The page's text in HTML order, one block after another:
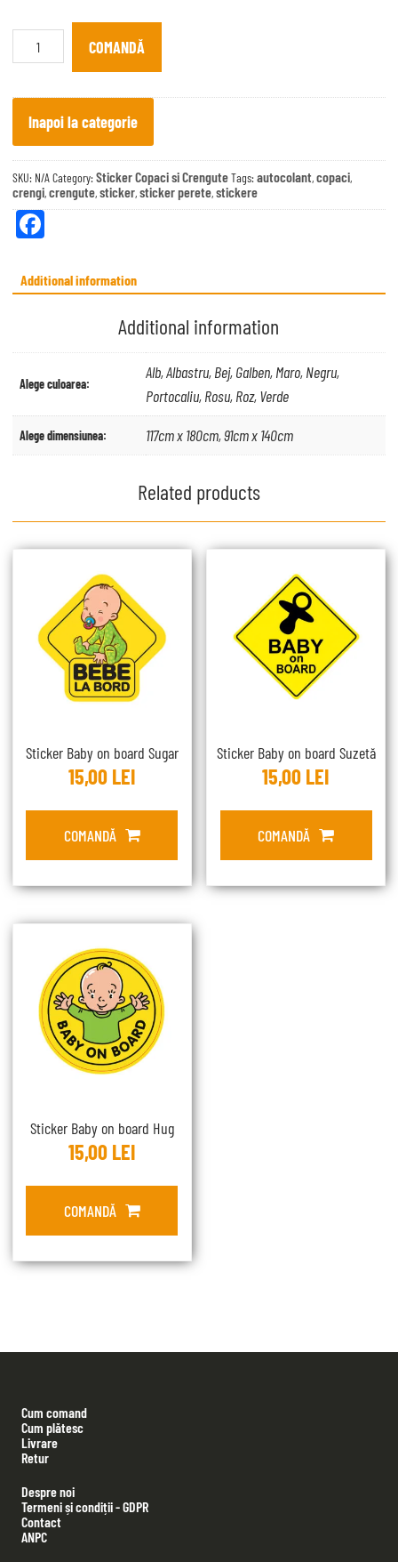
Copac
crengi
quantity
COMANDĂ
Inapoi la categorie
SKU: N/ACategory:Sticker Copaci si CrenguteTags:autocolant,copaci,
crengi,crengute,sticker,sticker perete,stickere
Fa
bo
Additional information
Additional information
Alege culoarea:
Alb, Albastru, Bej, Galben, Maro, Negru,
Portocaliu, Rosu, Roz, Verde
Alege dimensiunea: 117cm x 180cm, 91cm x 140cm
Related products
Sticker Baby on board Sugar
15,00 LEI
COMANDĂ
Sticker Baby on board Suzetă
15,00 LEI
COMANDĂ
Sticker Baby on board Hug
15,00 LEI
COMANDĂ
Cum comand
Cum plătesc
Livrare
Retur
Despre noi
Termeni și condiții - GDPR
Contact
ANPC